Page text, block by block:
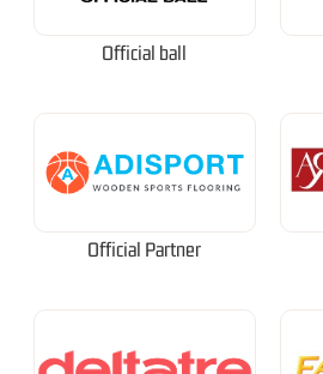
Official ball
Official Partner